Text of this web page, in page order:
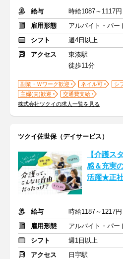
給与
時給1087～1117円
雇用形態
アルバイト・パー
シフト
週4日以上
アクセス
東湊駅
徒歩11分
副業・Ｗワーク歓迎 ネイル可
シ
主婦(夫)歓迎
交通費支給
株式会社ツクイの求人一覧を見る
ツクイ佐世保（デイサービス）
【介護ス
感＆充実
活躍★正
給与
時給1187～1217円
雇用形態
アルバイト・パー
シフト
週1日以上
アクセス
日宇駅